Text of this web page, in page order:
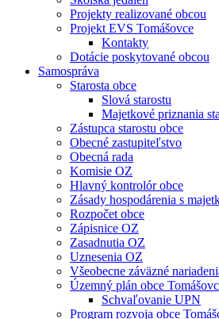
Projekty realizované obcou
Projekt EVS Tomášovce
Kontakty
Dotácie poskytované obcou
Samospráva
Starosta obce
Slová starostu
Majetkové priznania
Zástupca starostu obce
Obecné zastupiteľstvo
Obecná rada
Komisie OZ
Hlavný kontrolór obce
Zásady hospodárenia s
Rozpočet obce
Zápisnice OZ
Zasadnutia OZ
Uznesenia OZ
Všeobecne záväzné
Územný plán obce
Schvaľovanie UPN
Program rozvoja obce